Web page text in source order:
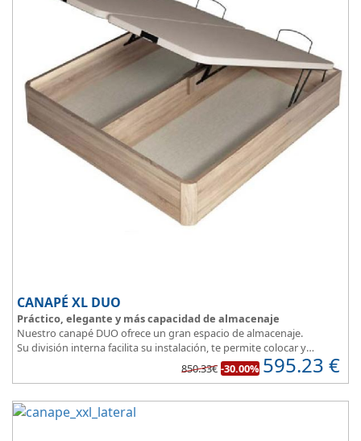
CANAPÉ XL DUO
Práctico, elegante y más capacidad de almacenaje
Nuestro canapé DUO ofrece un gran espacio de almacenaje.
Su división interna facilita su instalación, te permite colocar y
distribuir mucho mejor todo lo que quieres guardar.
Asegura la firmeza y calidad en el descanso.
850.33€ -30.00% 595.23 €